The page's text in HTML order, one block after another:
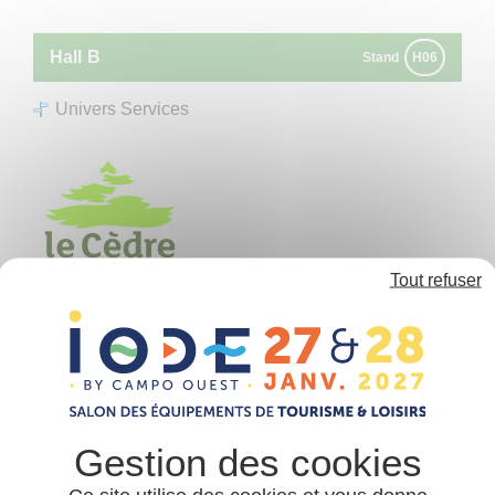
Hall B Stand H06
Univers Services
LE CEDRE
Centrale d’achats
Le Cèdre est le groupement d'achats familial et
indépendant, spécialiste des campings depuis 15 ans.
l'optimisation, la facilitations et la simplification de
leurs achats. En s'appuyant sur la force du groupement
Tout refuser